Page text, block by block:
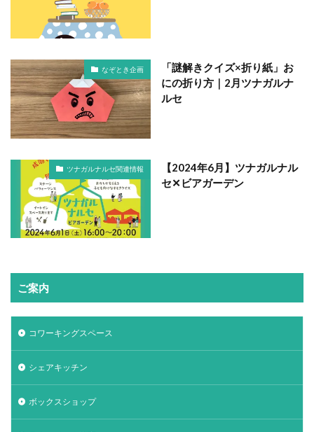
なぞとき企画
「謎解きクイズ×折り紙」お
にの折り方｜2月ツナガルナ
ルセ
ツナガルナルセ関連情報
【2024年6月】ツナガルナル
セ✕ビアガーデン
ご案内
コワーキングスペース
シェアキッチン
ボックスショップ